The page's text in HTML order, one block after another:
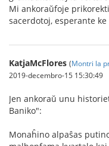
Mi ankoraŭfoje
sacerdotoj, esperante
KatjaMcFlores (Montri la
2019-decembro-15 15:30:49
Jen ankoraŭ unu
Baniko":
Monaĥino alpaŝas